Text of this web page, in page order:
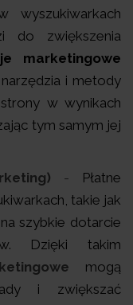
wyszukiwarkach
do zwiększenia
marketingowe
i metody
w wynikach
tym samym jej
- Płatne
takie jak
szybkie dotarcie
Dzięki takim
mogą
i zwiększać